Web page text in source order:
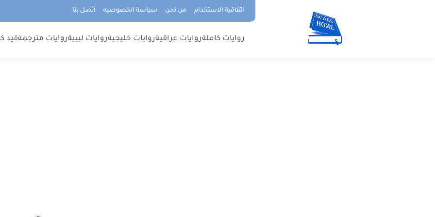
اتفاقية الاستخدام من نحن سياسة الخصوصيه أتصل بنا
روايات كاملةروايات عراقيةروايات خليجيةروايات ليبيةروايات مترجمةقيد